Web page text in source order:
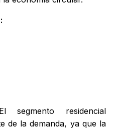
El segmento residencial
de la demanda, ya que la